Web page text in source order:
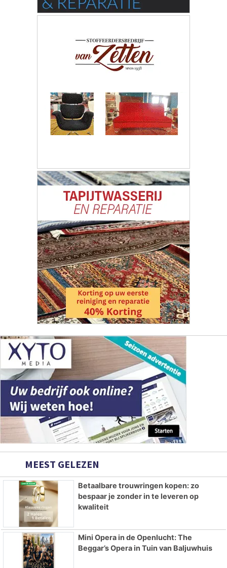
MEEST GELEZEN
Betaalbare trouwringen kopen: zo
bespaar je zonder in te leveren op
kwaliteit
Mini Opera in de Openlucht: The
Beggar’s Opera in Tuin van Baljuwhuis